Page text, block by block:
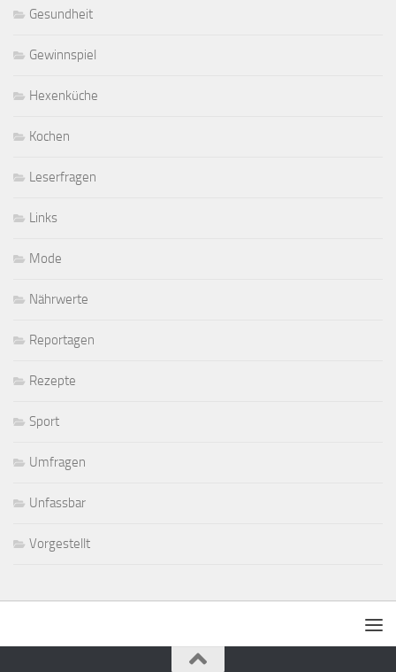
Gesundheit
Gewinnspiel
Hexenküche
Kochen
Leserfragen
Links
Mode
Nährwerte
Reportagen
Rezepte
Sport
Umfragen
Unfassbar
Vorgestellt